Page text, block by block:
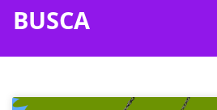
BUSCA